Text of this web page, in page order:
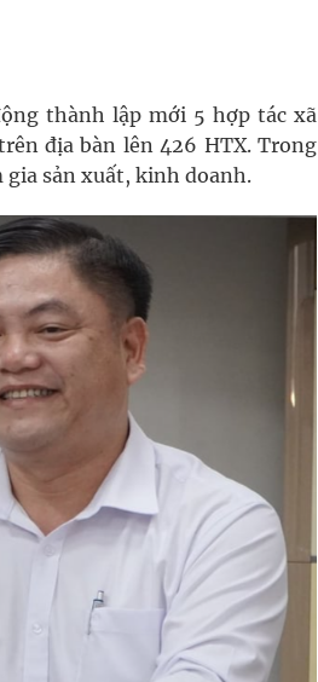
thành lập mới 5 hợp tác xã
địa bàn lên 426 HTX. Trong
gia sản xuất, kinh doanh.